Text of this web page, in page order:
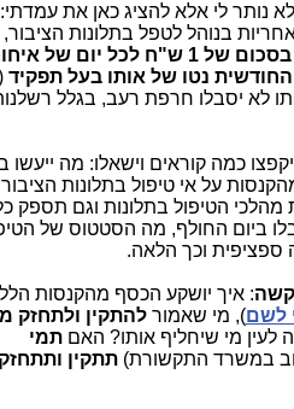
נותר לי אלא להציג כאן את עמדתי:
בנוהל לטפל בתלונות
ייקנס בסכום של 1 ש"ח לכל יום
נטו של אותו בעל תפקיד
לא יסבלו חרפת רעב, בגלל
כמה קוראים וישאלו: מה
על אי טיפול בתלונות הציבור
הטיפול בתלונות וגם תספק
ביום החולף, מה הסטטוס של
ספציפית וכך הלאה.
: איך יושקע הכסף מהקנסות
לשם), מי שאמורלהתקין ולתחזק
לעין מי שיחליף אותו? האםתמי
במשרד התקשורת)תתקין ותתחזק